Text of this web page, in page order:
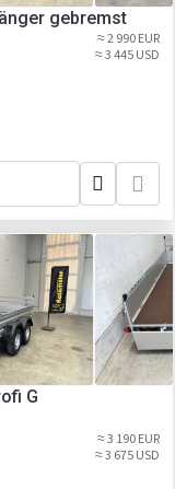
gebremst
≈ 2 990 EUR
≈ 3 445 USD
G
≈ 3 190 EUR
≈ 3 675 USD